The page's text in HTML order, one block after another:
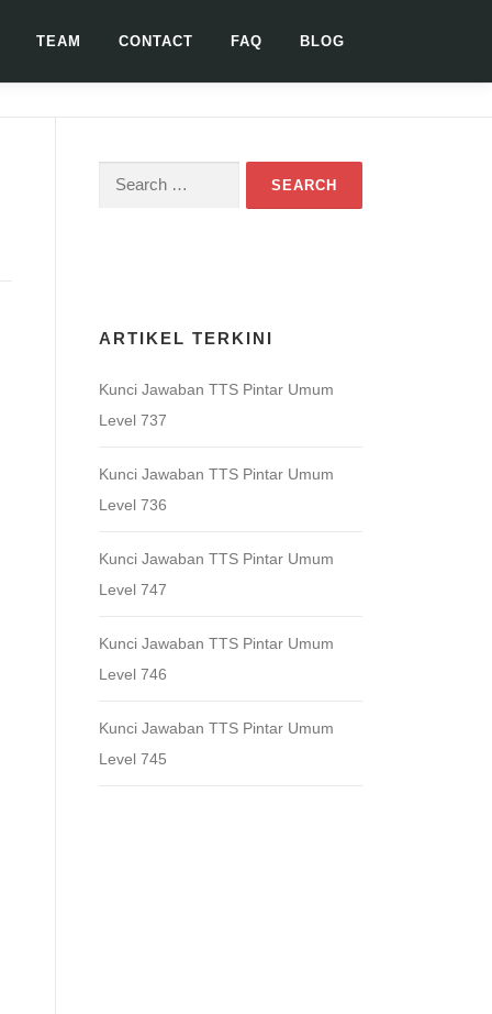
TEAM CONTACT FAQ BLOG
Search
ARTIKEL TERKINI
Kunci Jawaban TTS Pintar Umum
Level 737
Kunci Jawaban TTS Pintar Umum
Level 736
Kunci Jawaban TTS Pintar Umum
Level 747
Kunci Jawaban TTS Pintar Umum
Level 746
Kunci Jawaban TTS Pintar Umum
Level 745